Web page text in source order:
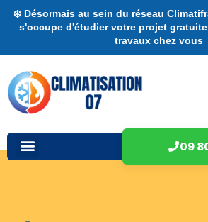
❄️ Désormais au sein du réseau
s'occupe d'étudier votre projet
travaux chez vous
09